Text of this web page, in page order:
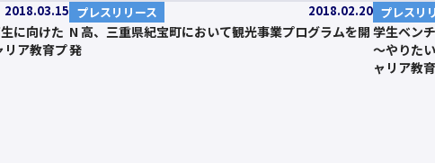
2018.03.15
に向けた
リア教育プ
プレスリリース 2018.02.20
N 高、三重県紀宝町において観光事業プログラムを開
発
プレスリ
学生ベン
～やりた
ャリア教